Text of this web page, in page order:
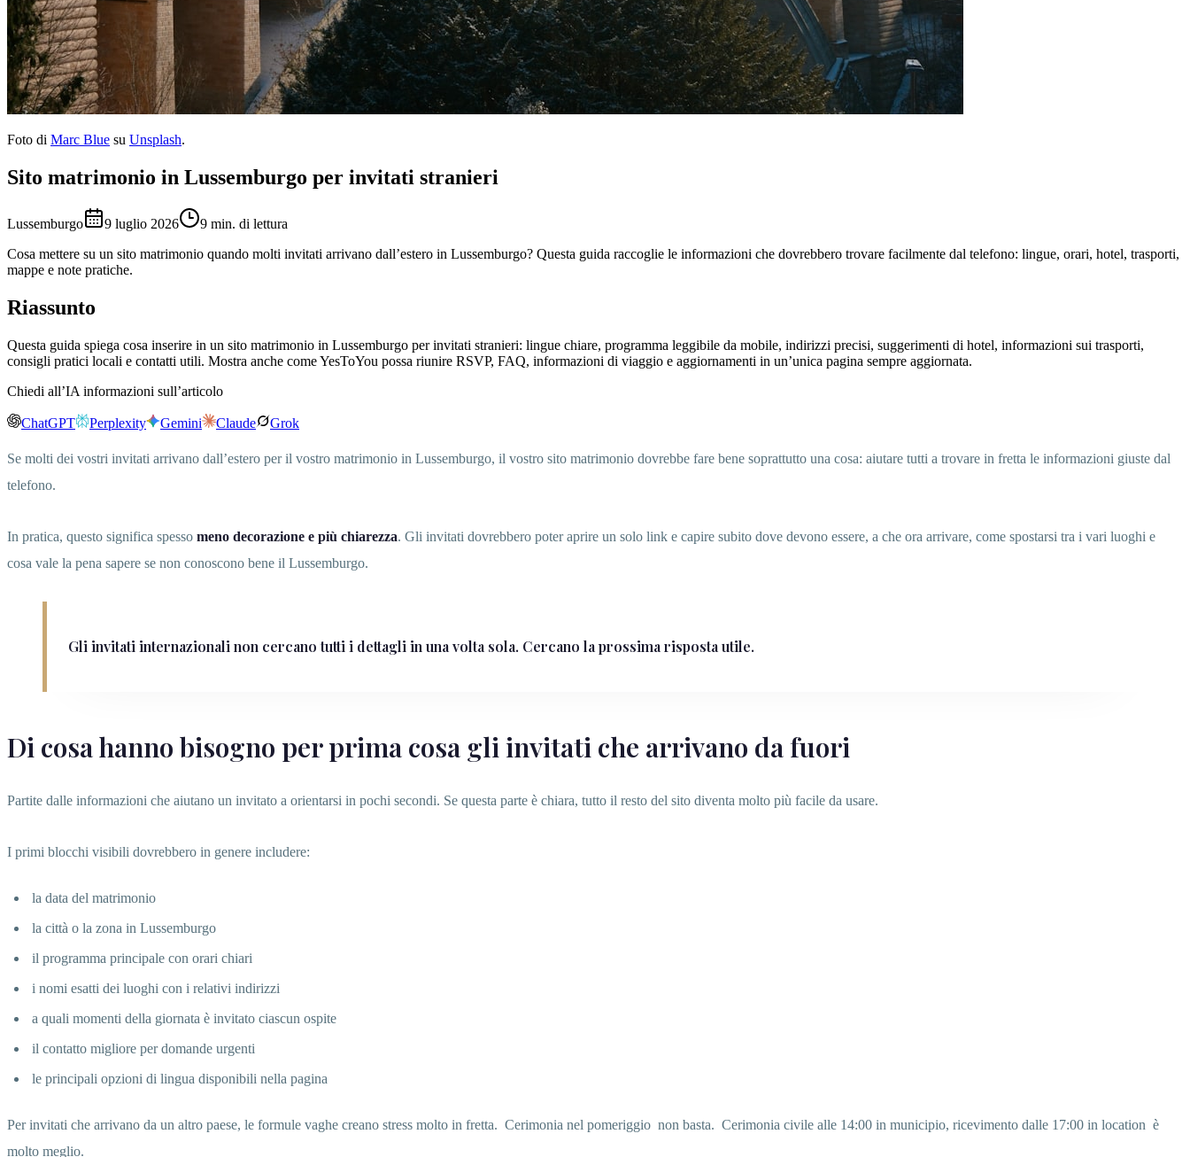
Foto di Marc Blue su Unsplash.
Sito matrimonio in Lussemburgo per invitati stranieri
Lussemburgo 9 luglio 2026
9 min. di lettura
Cosa mettere su un sito matrimonio quando molti invitati arrivano dall’estero in Lussemburgo? Questa guida raccoglie le informazioni che dovrebbero trovare facilmente dal telefono: lingue, orari, hotel, trasporti,
mappe e note pratiche.
Riassunto
Questa guida spiega cosa inserire in un sito matrimonio in Lussemburgo per invitati stranieri: lingue chiare, programma leggibile da mobile, indirizzi precisi, suggerimenti di hotel, informazioni sui trasporti,
consigli pratici locali e contatti utili. Mostra anche come YesToYou possa riunire RSVP, FAQ, informazioni di viaggio e aggiornamenti in un’unica pagina sempre aggiornata.
Chiedi all’IA informazioni sull’articolo
ChatGPT Perplexity Gemini Claude Grok
Se molti dei vostri invitati arrivano dall’estero per il vostro matrimonio in Lussemburgo, il vostro sito matrimonio dovrebbe fare bene soprattutto una cosa: aiutare tutti a trovare in fretta le informazioni giuste dal
telefono.
In pratica, questo significa spesso meno decorazione e più chiarezza. Gli invitati dovrebbero poter aprire un solo link e capire subito dove devono essere, a che ora arrivare, come spostarsi tra i vari luoghi e
cosa vale la pena sapere se non conoscono bene il Lussemburgo.
Gli invitati internazionali non cercano tutti i dettagli in una volta sola. Cercano la prossima risposta utile.
Di cosa hanno bisogno per prima cosa gli invitati che arrivano da fuori
Partite dalle informazioni che aiutano un invitato a orientarsi in pochi secondi. Se questa parte è chiara, tutto il resto del sito diventa molto più facile da usare.
I primi blocchi visibili dovrebbero in genere includere:
la data del matrimonio
la città o la zona in Lussemburgo
il programma principale con orari chiari
i nomi esatti dei luoghi con i relativi indirizzi
a quali momenti della giornata è invitato ciascun ospite
il contatto migliore per domande urgenti
le principali opzioni di lingua disponibili nella pagina
Per invitati che arrivano da un altro paese, le formule vaghe creano stress molto in fretta. Cerimonia nel pomeriggio non basta. Cerimonia civile alle 14:00 in municipio, ricevimento dalle 17:00 in location è
molto meglio.